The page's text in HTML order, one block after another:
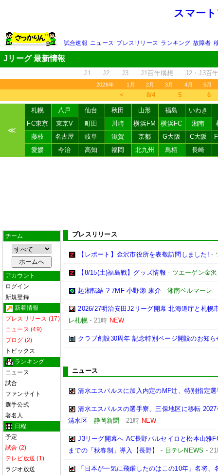
スマー
試合速報 ニュース プレスリリース ランキング 故障者
Jリーグ 最新情報
J1 J2 J3 J1百年構想 J2・J3百
2026年 1月 2月 3月 4月 5月
＜ 8/4 5 6
≪
札幌 八戸 仙台 秋田 山形 福島
いわき
FC東京
東京V 町田 川崎 横浜FM 横浜FC 湘南
藤枝
名古屋 岐阜 滋賀 京都 G大阪 C大阪
愛媛
今治 高知 福岡 北九州 鳥栖 長崎
チーム
アカウント
ログイン
新規登録
新着情報
プレスリリース (17)
ニュース (49)
ブログ (2)
トピックス
ランキング
ニュース
試合
ファンサイト
選手公式
著名人
日程
予定
試合 (2)
テレビ放送 (1)
ラジオ放送
プレスリリース
【レポート】金沢市役所を表敬訪問しました! -
【8/15(土)福島戦】グッズ情報 - ツエーゲン金沢
起湘転結 ? 7MF 小野瀬 康介- 湘南ベルマーレ
2026/27明治安田J2リーグ開幕 北海道庁と札幌
レ札幌- 21時 NEW
クラブ創設30周年 記念特別ページ開設のお知ら
ニュース
清水エスパルスに加入内定のMF辻、特別指定
清水エスパルスの選手寮、三保地区に移転
清水区- 静岡新聞 - 21時 NEW
J3リーグ開幕へ AC長野パルセイロと松本山雅
までの「秋春制」導入【長野】
- 日テレNEWS -
「日本が一気に飛躍したのはこの10年」名将